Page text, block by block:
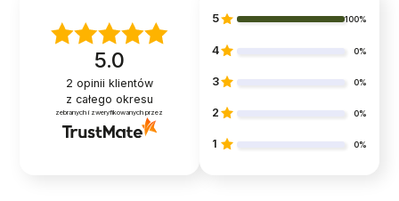
5.0
2 opinii klientów
z całego okresu
zebranych i zweryfikowanych przez
5 100%
4 0%
3 0%
2 0%
1 0%